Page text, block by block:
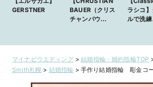
GERSTNER
BAUER（クリス
チャンバウ
622】ドイツ製の
丈夫で着け心地の
いいかっこいい結
婚指輪
ラシコ
ルで洗
マイナビウエディング>結婚指輪・婚約指輪TOP
Smith札幌 > 結婚指輪 > 手作り結婚指輪 彫金コ